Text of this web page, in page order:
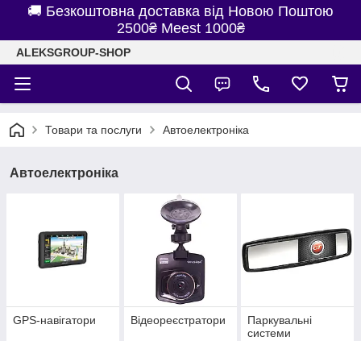
🚚 Безкоштовна доставка від Новою Поштою
2500₴ Meest 1000₴
ALEKSGROUP-SHOP
Товари та послуги Автоелектроніка
Автоелектроніка
GPS-навігатори Відеореєстратори
Паркувальні
системи